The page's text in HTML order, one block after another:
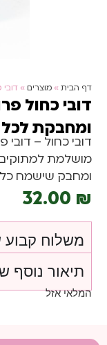
דף הבית »מוצרים »
דובי כחול
ומחבקת לכל
דובי כחול – דובי
מושלמת
ומחבק שישמח כל
32.00 ₪
משלוח קבוע של
תיאור נוסף
המלאי אזל